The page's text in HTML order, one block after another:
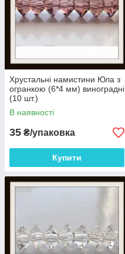
Хрустальні намистини Юла з
огранкою (6*4 мм) виноградні
(10 шт.)
В наявності
35 ₴/упаковка
Купити